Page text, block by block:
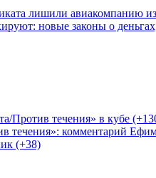
лишили авиакомпанию
новые законы о
Против течения» в кубе
течения»: комментарий
(+38)